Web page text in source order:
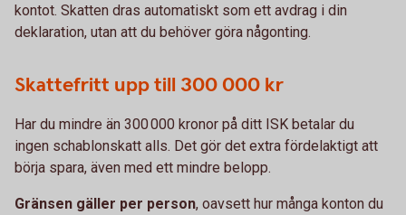
kontot. Skatten dras automatiskt som ett avdrag i din
deklaration, utan att du behöver göra någonting.
Skattefritt upp till 300 000 kr
Har du mindre än 300 000 kronor på ditt ISK betalar du
ingen schablonskatt alls. Det gör det extra fördelaktigt att
börja spara, även med ett mindre belopp.
Gränsen gäller per person, oavsett hur många konton du